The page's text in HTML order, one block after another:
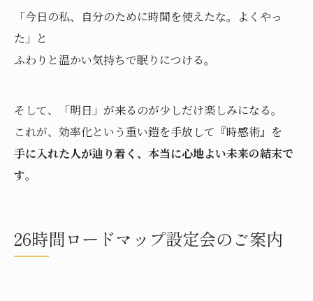
「今日の私、自分のために時間を使えたな。よくやっ
た」と
ふわりと温かい気持ちで眠りにつける。
そして、「明日」が来るのが少しだけ楽しみになる。
これが、効率化という重い鎧を手放して『時感術』を
手に入れた人が辿り着く、本当に心地よい未来の結末で
す。
26時間ロードマップ設定会のご案内